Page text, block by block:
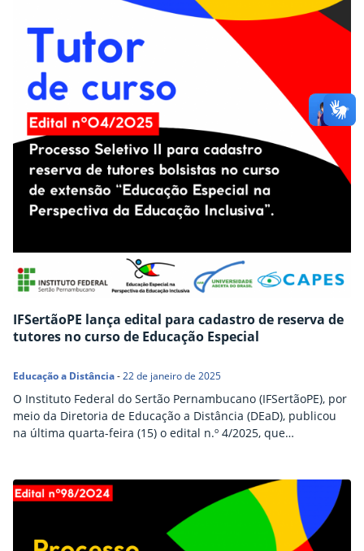
IFSertãoPE lança edital para cadastro de reserva de
tutores no curso de Educação Especial
Educação a Distância-22 de janeiro de 2025
O Instituto Federal do Sertão Pernambucano (IFSertãoPE), por
meio da Diretoria de Educação a Distância (DEaD), publicou
na última quarta-feira (15) o edital n.º 4/2025, que
na Perspectiva da Educação Inclusiva”. O curso é oferecido
em parceria com o Programa Universidade Aberta do Brasil…